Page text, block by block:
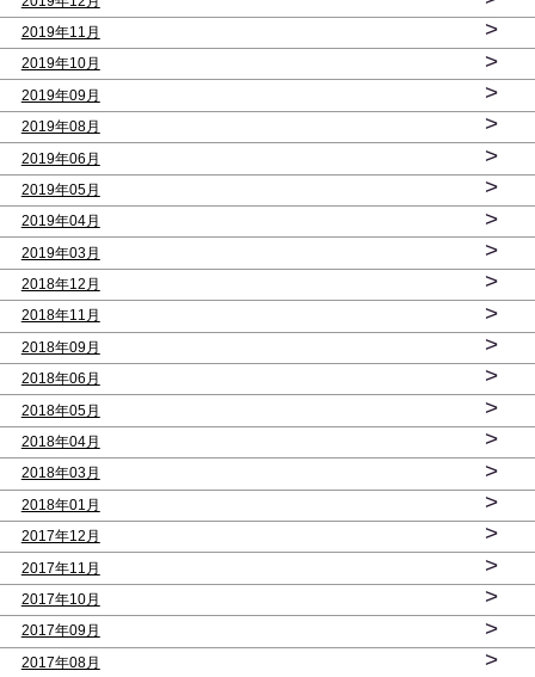
2019年11月 >
2019年10月 >
2019年09月 >
2019年08月 >
2019年06月 >
2019年05月 >
2019年04月 >
2019年03月 >
2018年12月 >
2018年11月 >
2018年09月 >
2018年06月 >
2018年05月 >
2018年04月 >
2018年03月 >
2018年01月 >
2017年12月 >
2017年11月 >
2017年10月 >
2017年09月 >
2017年08月 >